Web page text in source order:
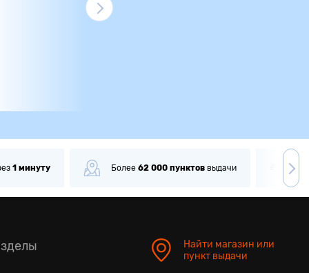
1 минуту Более 62 000 пунктов выдачи
Найти магазин или
пункт выдачи